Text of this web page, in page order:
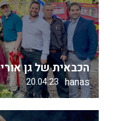
הכבאית של גן אורי
hanas
20.04.23